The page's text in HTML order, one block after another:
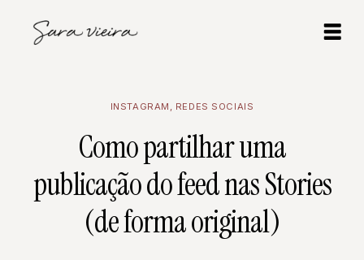
INSTAGRAM REDES SOCIAIS
Como partilhar uma
publicação do feed nas Stories
(de forma original)